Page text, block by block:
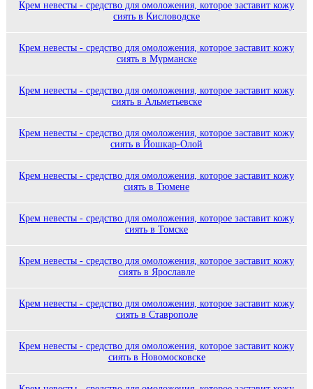
Крем невесты - средство для омоложения, которое заставит кожу
сиять в Кисловодске
Крем невесты - средство для омоложения, которое заставит кожу
сиять в Мурманске
Крем невесты - средство для омоложения, которое заставит кожу
сиять в Альметьевске
Крем невесты - средство для омоложения, которое заставит кожу
сиять в Йошкар-Олой
Крем невесты - средство для омоложения, которое заставит кожу
сиять в Тюмене
Крем невесты - средство для омоложения, которое заставит кожу
сиять в Томске
Крем невесты - средство для омоложения, которое заставит кожу
сиять в Ярославле
Крем невесты - средство для омоложения, которое заставит кожу
сиять в Ставрополе
Крем невесты - средство для омоложения, которое заставит кожу
сиять в Новомосковске